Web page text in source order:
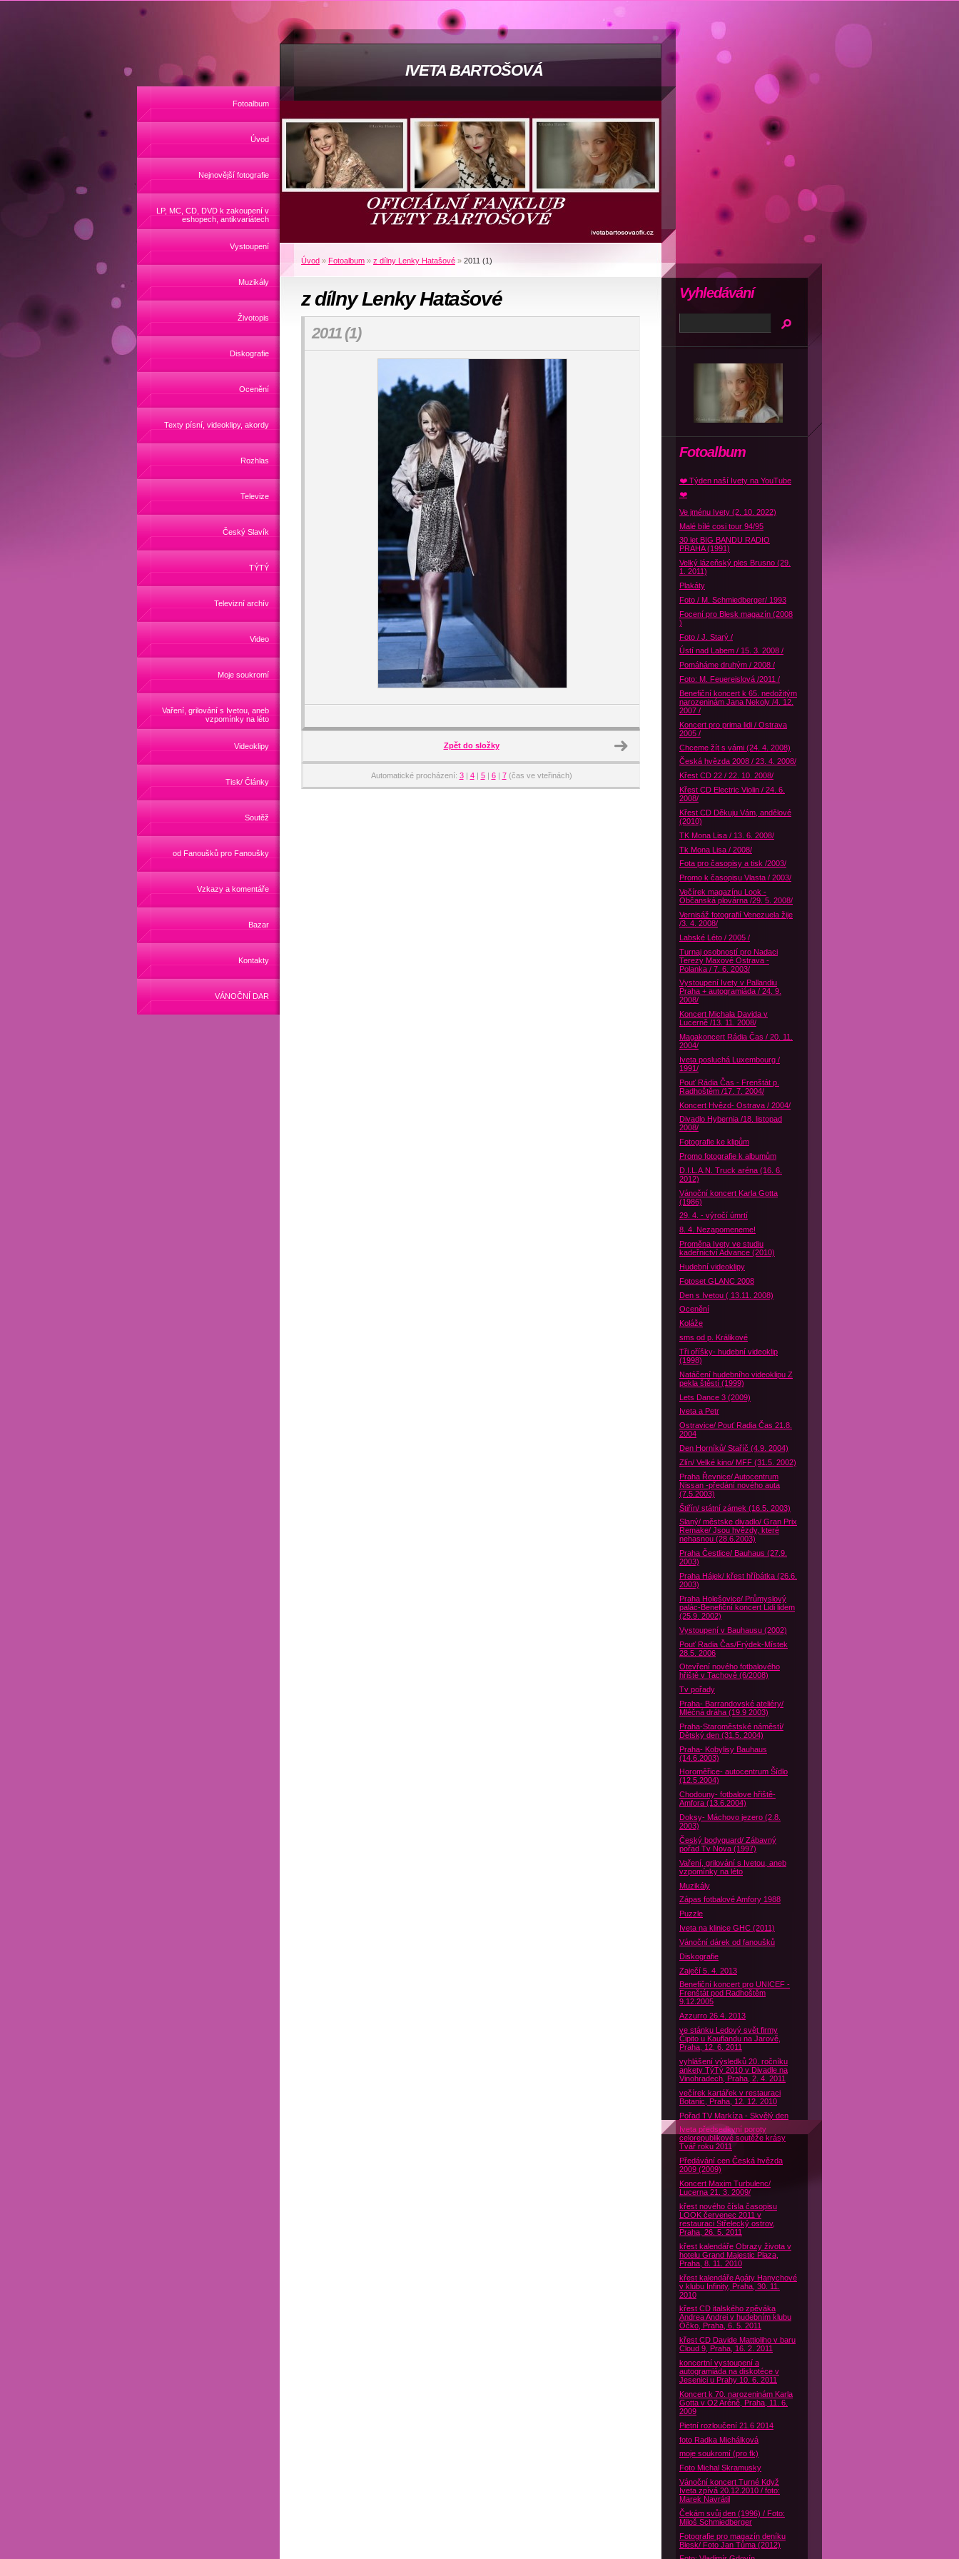
IVETA BARTOŠOVÁ
Fotoalbum
Úvod
Nejnovější fotografie
LP, MC, CD, DVD k zakoupení v
eshopech, antikvariátech
Vystoupení
Muzikály
Životopis
Diskografie
Ocenění
Texty písní, videoklipy, akordy
Rozhlas
Televize
Český Slavík
TÝTÝ
Televizní archív
Video
Moje soukromí
Vaření, grilování s Ivetou, aneb
vzpomínky na léto
Videoklipy
Tisk/ Články
Soutěž
od Fanoušků pro Fanoušky
Vzkazy a komentáře
Bazar
Kontakty
VÁNOČNÍ DAR
Úvod » Fotoalbum » z dílny Lenky Hatašové » 2011 (1)
z dílny Lenky Hatašové
2011 (1)
Zpět do složky
Automatické procházení: 3| 4| 5| 6| 7(čas ve vteřinách)
Fotoalbum
❤️ Týden naší Ivety na YouTube
❤️
Ve jménu Ivety (2. 10. 2022)
Malé bílé cosi tour 94/95
30 let BIG BANDU RADIO
PRAHA (1991)
Velký lázeňský ples Brusno (29.
1. 2011)
Plakáty
Foto / M. Schmiedberger/ 1993
Focení pro Blesk magazín (2008
)
Foto / J. Starý /
Ústí nad Labem / 15. 3. 2008 /
Pomáháme druhým / 2008 /
Foto: M. Feuereislová /2011 /
Benefiční koncert k 65. nedožitým
narozeninám Jana Nekoly /4. 12.
2007 /
Koncert pro prima lidi / Ostrava
2005 /
Chceme žít s vámi (24. 4. 2008)
Česká hvězda 2008 / 23. 4. 2008/
Křest CD 22 / 22. 10. 2008/
Křest CD Electric Violin / 24. 6.
2008/
Křest CD Děkuju Vám, andělové
(2010)
TK Mona Lisa / 13. 6. 2008/
Tk Mona Lisa / 2008/
Fota pro časopisy a tisk /2003/
Promo k časopisu Vlasta / 2003/
Večírek magazínu Look -
Občanská plovárna /29. 5. 2008/
Vernisáž fotografií Venezuela žije
/3. 4. 2008/
Labské Léto / 2005 /
Turnaj osobností pro Nadaci
Terezy Maxové Ostrava -
Polanka / 7. 6. 2003/
Vystoupení Ivety v Pallandiu
Praha + autogramiáda / 24. 9.
2008/
Koncert Michala Davida v
Lucerně /13. 11. 2008/
Magakoncert Rádia Čas / 20. 11.
2004/
Iveta posluchá Luxembourg /
1991/
Pouť Rádia Čas - Frenštát p.
Radhoštěm /17. 7. 2004/
Koncert Hvězd- Ostrava / 2004/
Divadlo Hybernia /18. listopad
2008/
Fotografie ke klipům
Promo fotografie k albumům
D.I.L.A.N. Truck aréna (16. 6.
2012)
Vánoční koncert Karla Gotta
(1986)
29. 4. - výročí úmrtí
8. 4. Nezapomeneme!
Proměna Ivety ve studiu
kadeřnictví Advance (2010)
Hudební videoklipy
Fotoset GLANC 2008
Den s Ivetou ( 13.11. 2008)
Ocenění
Koláže
sms od p. Králikové
Tři oříšky- hudební videoklip
(1998)
Natáčení hudebního videoklipu Z
pekla štěstí (1999)
Lets Dance 3 (2009)
Iveta a Petr
Ostravice/ Pouť Radia Čas 21.8.
2004
Den Horníků/ Staříč (4.9. 2004)
Zlín/ Velké kino/ MFF (31.5. 2002)
Praha Řevnice/ Autocentrum
Nissan -předání nového auta
(7.5.2003)
Štiřín/ státní zámek (16.5. 2003)
Slaný/ městske divadlo/ Gran Prix
Remake/ Jsou hvězdy, které
nehasnou (28.6.2003)
Praha Čestlice/ Bauhaus (27.9.
2003)
Praha Hájek/ křest hříbátka (26.6.
2003)
Praha Holešovice/ Průmyslový
palác-Benefiční koncert Lidi lidem
(25.9. 2002)
Vystoupení v Bauhausu (2002)
Pouť Radia Čas/Frýdek-Místek
28.5. 2006
Otevření nového fotbalového
hřiště v Tachově (6/2008)
Tv pořady
Praha- Barrandovské ateliéry/
Mléčná dráha (19.9 2003)
Praha-Staroměstské náměstí/
Dětský den (31.5. 2004)
Praha- Kobylisy Bauhaus
(14.6.2003)
Horoměřice- autocentrum Šídlo
(12.5.2004)
Chodouny- fotbalove hřiště-
Amfora (13.6.2004)
Doksy- Máchovo jezero (2.8.
2003)
Český bodyguard/ Zábavný
pořad Tv Nova (1997)
Vaření, grilování s Ivetou, aneb
vzpomínky na léto
Muzikály
Zápas fotbalové Amfory 1988
Puzzle
Iveta na klinice GHC (2011)
Vánoční dárek od fanoušků
Diskografie
Zaječí 5. 4. 2013
Benefiční koncert pro UNICEF -
Frenštát pod Radhoštěm
9.12.2005
Azzurro 26.4. 2013
ve stánku Ledový svět firmy
Čipito u Kauflandu na Jarově,
Praha, 12. 6. 2011
vyhlášení výsledků 20. ročníku
ankety TýTý 2010 v Divadle na
Vinohradech, Praha, 2. 4. 2011
večírek kartářek v restauraci
Botanic, Praha, 12. 12. 2010
Pořad TV Markíza - Skvělý den
Iveta předsedkyní poroty
celorepublikové soutěže krásy
Tvář roku 2011
Předávání cen Česká hvězda
2009 (2009)
Koncert Maxim Turbulenc/
Lucerna 21. 3. 2009/
křest nového čísla časopisu
LOOK červenec 2011 v
restauraci Střelecký ostrov,
Praha, 26. 5. 2011
křest kalendáře Obrazy života v
hotelu Grand Majestic Plaza,
Praha, 8. 11. 2010
křest kalendáře Agáty Hanychové
v klubu Infinity, Praha, 30. 11.
2010
křest CD italského zpěváka
Andrea Andrei v hudebním klubu
Óčko, Praha, 6. 5. 2011
křest CD Davide Mattioliho v baru
Cloud 9, Praha, 16. 2. 2011
koncertní vystoupení a
autogramiáda na diskotéce v
Jesenici u Prahy 10. 6. 2011
Koncert k 70. narozeninám Karla
Gotta v O2 Aréně, Praha, 11. 6.
2009
Pietní rozloučení 21.6 2014
foto Radka Michálková
moje soukromí (pro fk)
Foto Michal Skramusky
Vánoční koncert Turné Když
Iveta zpívá 20.12.2010 / foto:
Marek Navrátil
Čekám svůj den (1996) / Foto:
Miloš Schmiedberger
Fotografie pro magazín deníku
Blesk/ Foto Jan Tůma (2012)
Vyhledávání